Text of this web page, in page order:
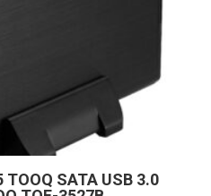
TOOQ SATA USB 3.0